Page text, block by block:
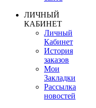
ЛИЧНЫЙ
КАБИНЕТ
Личный
Кабинет
История
заказов
Мои
Закладки
Рассылка
новостей